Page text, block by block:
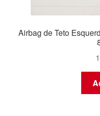
Airbag de Teto